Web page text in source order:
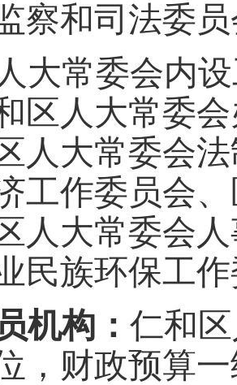
察和司法委
大常委会内
和区人大常委
人大常委会
工作委员会
人大常委会
民族环保工
机构：仁和
，财政预算